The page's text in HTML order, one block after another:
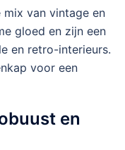
van vintage en
gloed en zijn een
en retro-interieurs.
voor een
en